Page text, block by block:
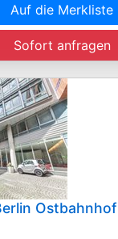
Auf die Merkliste
Sofort anfragen
Ostbahnhof